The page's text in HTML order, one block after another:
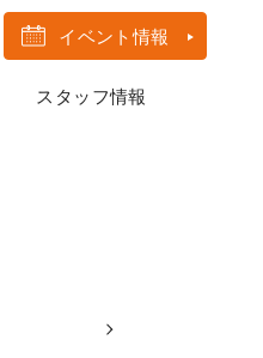
イベント情報
スタッフ情報